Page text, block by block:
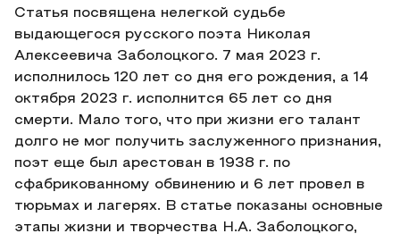
Статья посвящена нелегкой судьбе
выдающегося русского поэта Николая
Алексеевича Заболоцкого. 7 мая 2023 г.
исполнилось 120 лет со дня его рождения, а 14
октября 2023 г. исполнится 65 лет со дня
смерти. Мало того, что при жизни его талант
долго не мог получить заслуженного признания,
поэт еще был арестован в 1938 г. по
сфабрикованному обвинению и 6 лет провел в
тюрьмах и лагерях. В статье показаны основные
этапы жизни и творчества Н.А. Заболоцкого,